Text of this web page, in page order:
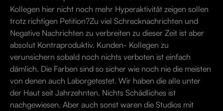
Kollegen hier nicht noch mehr Hyperaktivität zeigen sollen
trotz richtigen Petition?Zu viel Schrecknachrichten und
Negative Nachrichten zu verbreiten zu dieser Zeit ist aber
absolut Kontraproduktiv. Kunden- Kollegen zu
verunsichern sobald noch nichts verboten ist einfach
dämlich. Die Farben sind so sicher wie noch nie die meisten
von denen auch Laborgetestet. Wir haben die alle unter
der Haut seit Jahrzehnten. Nichts Schädliches ist
nachgewiesen. Aber auch sonst waren die Studios mit